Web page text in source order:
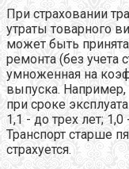
При страховании
утраты товарного
может быть
ремонта (без учета
умноженная на
выпуска.
при сроке
1,1 - до трех лет;
Транспорт старше
страхуется.